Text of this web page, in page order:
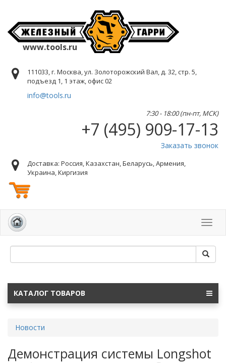
www.tools.ru
111033, г. Москва, ул. Золоторожский Вал, д. 32, стр. 5,
подъезд 1, 1 этаж, офис 02
info@tools.ru
7:30 - 18:00 (пн-пт, МСК)
+7 (495) 909-17-13
Заказать звонок
Доставка: Россия, Казахстан, Беларусь, Армения,
Украина, Киргизия
КАТАЛОГ ТОВАРОВ
Новости
Демонстрация системы Longshot